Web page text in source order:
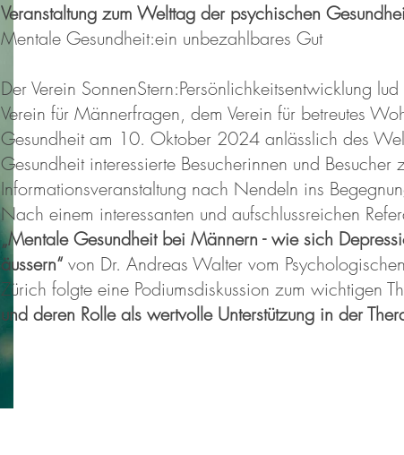
Veranstaltung zum Welttag der psychischen
Mentale Gesundheit:ein unbezahlbares Gut
Der Verein SonnenStern:Persönlichkeitsentwicklung
Verein für Männerfragen, dem Verein für betreutes
Gesundheit am 10. Oktober 2024 anlässlich des
Gesundheit interessierte Besucherinnen und Besucher
Informationsveranstaltung nach Nendeln ins
Nach einem interessanten und aufschlussreichen
„Mentale Gesundheit bei Männern - wie sich
äussern“ von Dr. Andreas Walter vom
Zürich folgte eine Podiumsdiskussion zum wichtigen
und deren Rolle als wertvolle Unterstützung in der